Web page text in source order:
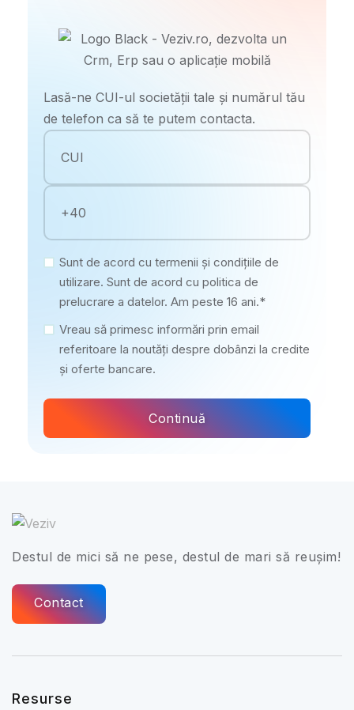
Lasă-ne CUI-ul societății tale și numărul tău
de telefon ca să te putem contacta.
Sunt de acord cu termenii și condițiile de
utilizare. Sunt de acord cu politica de
prelucrare a datelor. Am peste 16 ani.*
Vreau să primesc informări prin email
referitoare la noutăți despre dobânzi la credite
și oferte bancare.
Continuă
Destul de mici să ne pese, destul de mari să reușim!
Contact
Resurse